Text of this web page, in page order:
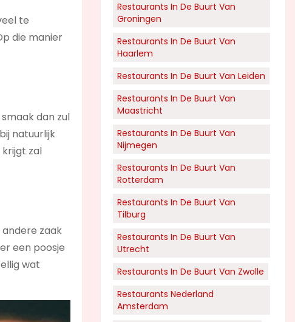
te
die manier
dan zul
natuurlijk
zal
zaak
een poosje
wat
Restaurants In De Buurt Van
Groningen
Restaurants In De Buurt Van
Haarlem
Restaurants In De Buurt Van Leiden
Restaurants In De Buurt Van
Maastricht
Restaurants In De Buurt Van
Nijmegen
Restaurants In De Buurt Van
Rotterdam
Restaurants In De Buurt Van
Tilburg
Restaurants In De Buurt Van
Utrecht
Restaurants In De Buurt Van Zwolle
Restaurants Nederland
Amsterdam